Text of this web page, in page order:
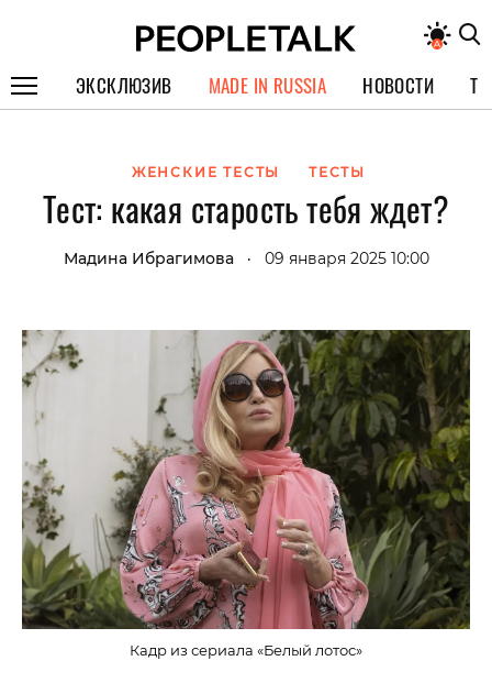
ЭКСКЛЮЗИВ
СПЕЦПРОЕКТЫ
ИНТЕРВЬЮ
ПОКОЛЕНИЕ
MADE IN RUSSIA НОВОСТИ
ЖЕНСКИЕ ТЕСТЫ ТЕСТЫ
Тест: какая старость тебя ждет?
Мадина Ибрагимова • 09 января 2025 10:00
Кадр из сериала «Белый лотос»